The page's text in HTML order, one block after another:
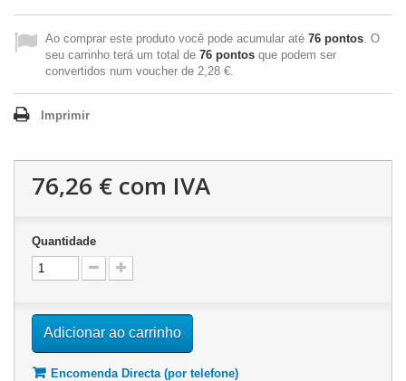
Ao comprar este produto você pode acumular até 76 pontos. O
seu carrinho terá um total de 76 pontos que podem ser
convertidos num voucher de 2,28 €.
Imprimir
76,26 € com IVA
Quantidade
Adicionar ao carrinho
Encomenda Directa (por telefone)